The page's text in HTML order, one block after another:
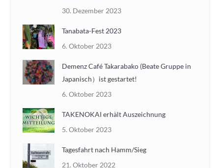
30. Dezember 2023
Tanabata-Fest 2023
6. Oktober 2023
Demenz Café Takarabako (Beate Gruppe in
Japanisch）ist gestartet!
6. Oktober 2023
TAKENOKAI erhält Auszeichnung
5. Oktober 2023
Tagesfahrt nach Hamm/Sieg
21. Oktober 2022